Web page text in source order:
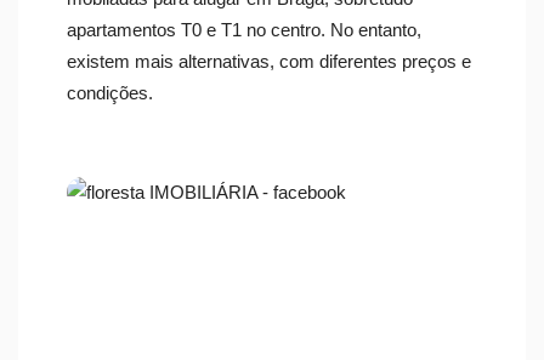
apartamentos T0 e T1 no centro. No entanto,
existem mais alternativas, com diferentes preços e
condições.